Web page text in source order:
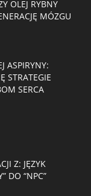
OLEJ RYBNY
MÓZGU
ASPIRYNY:
STRATEGIE
SERCA
Z: JĘZYK
DO “NPC”